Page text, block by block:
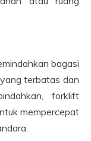
bagasi
terbatas dan
forklift
mempercepat